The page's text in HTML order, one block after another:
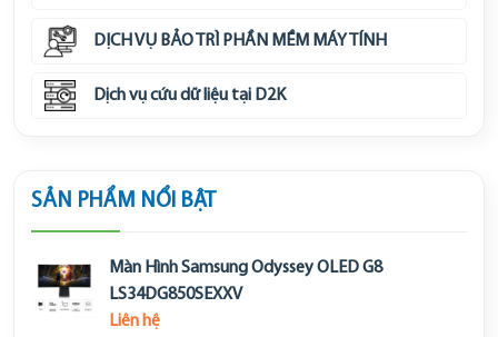
DỊCH VỤ BẢO TRÌ PHẦN MỀM MÁY TÍNH
Dịch vụ cứu dữ liệu tại D2K
SẢN PHẨM NỔI BẬT
Màn Hình Samsung Odyssey OLED G8
LS34DG850SEXXV
Liên hệ